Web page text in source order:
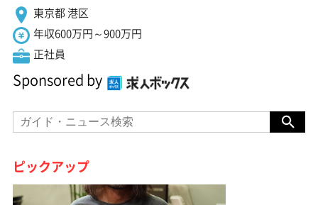
東京都 港区
年収600万円～900万円
正社員
Sponsored by
ピックアップ